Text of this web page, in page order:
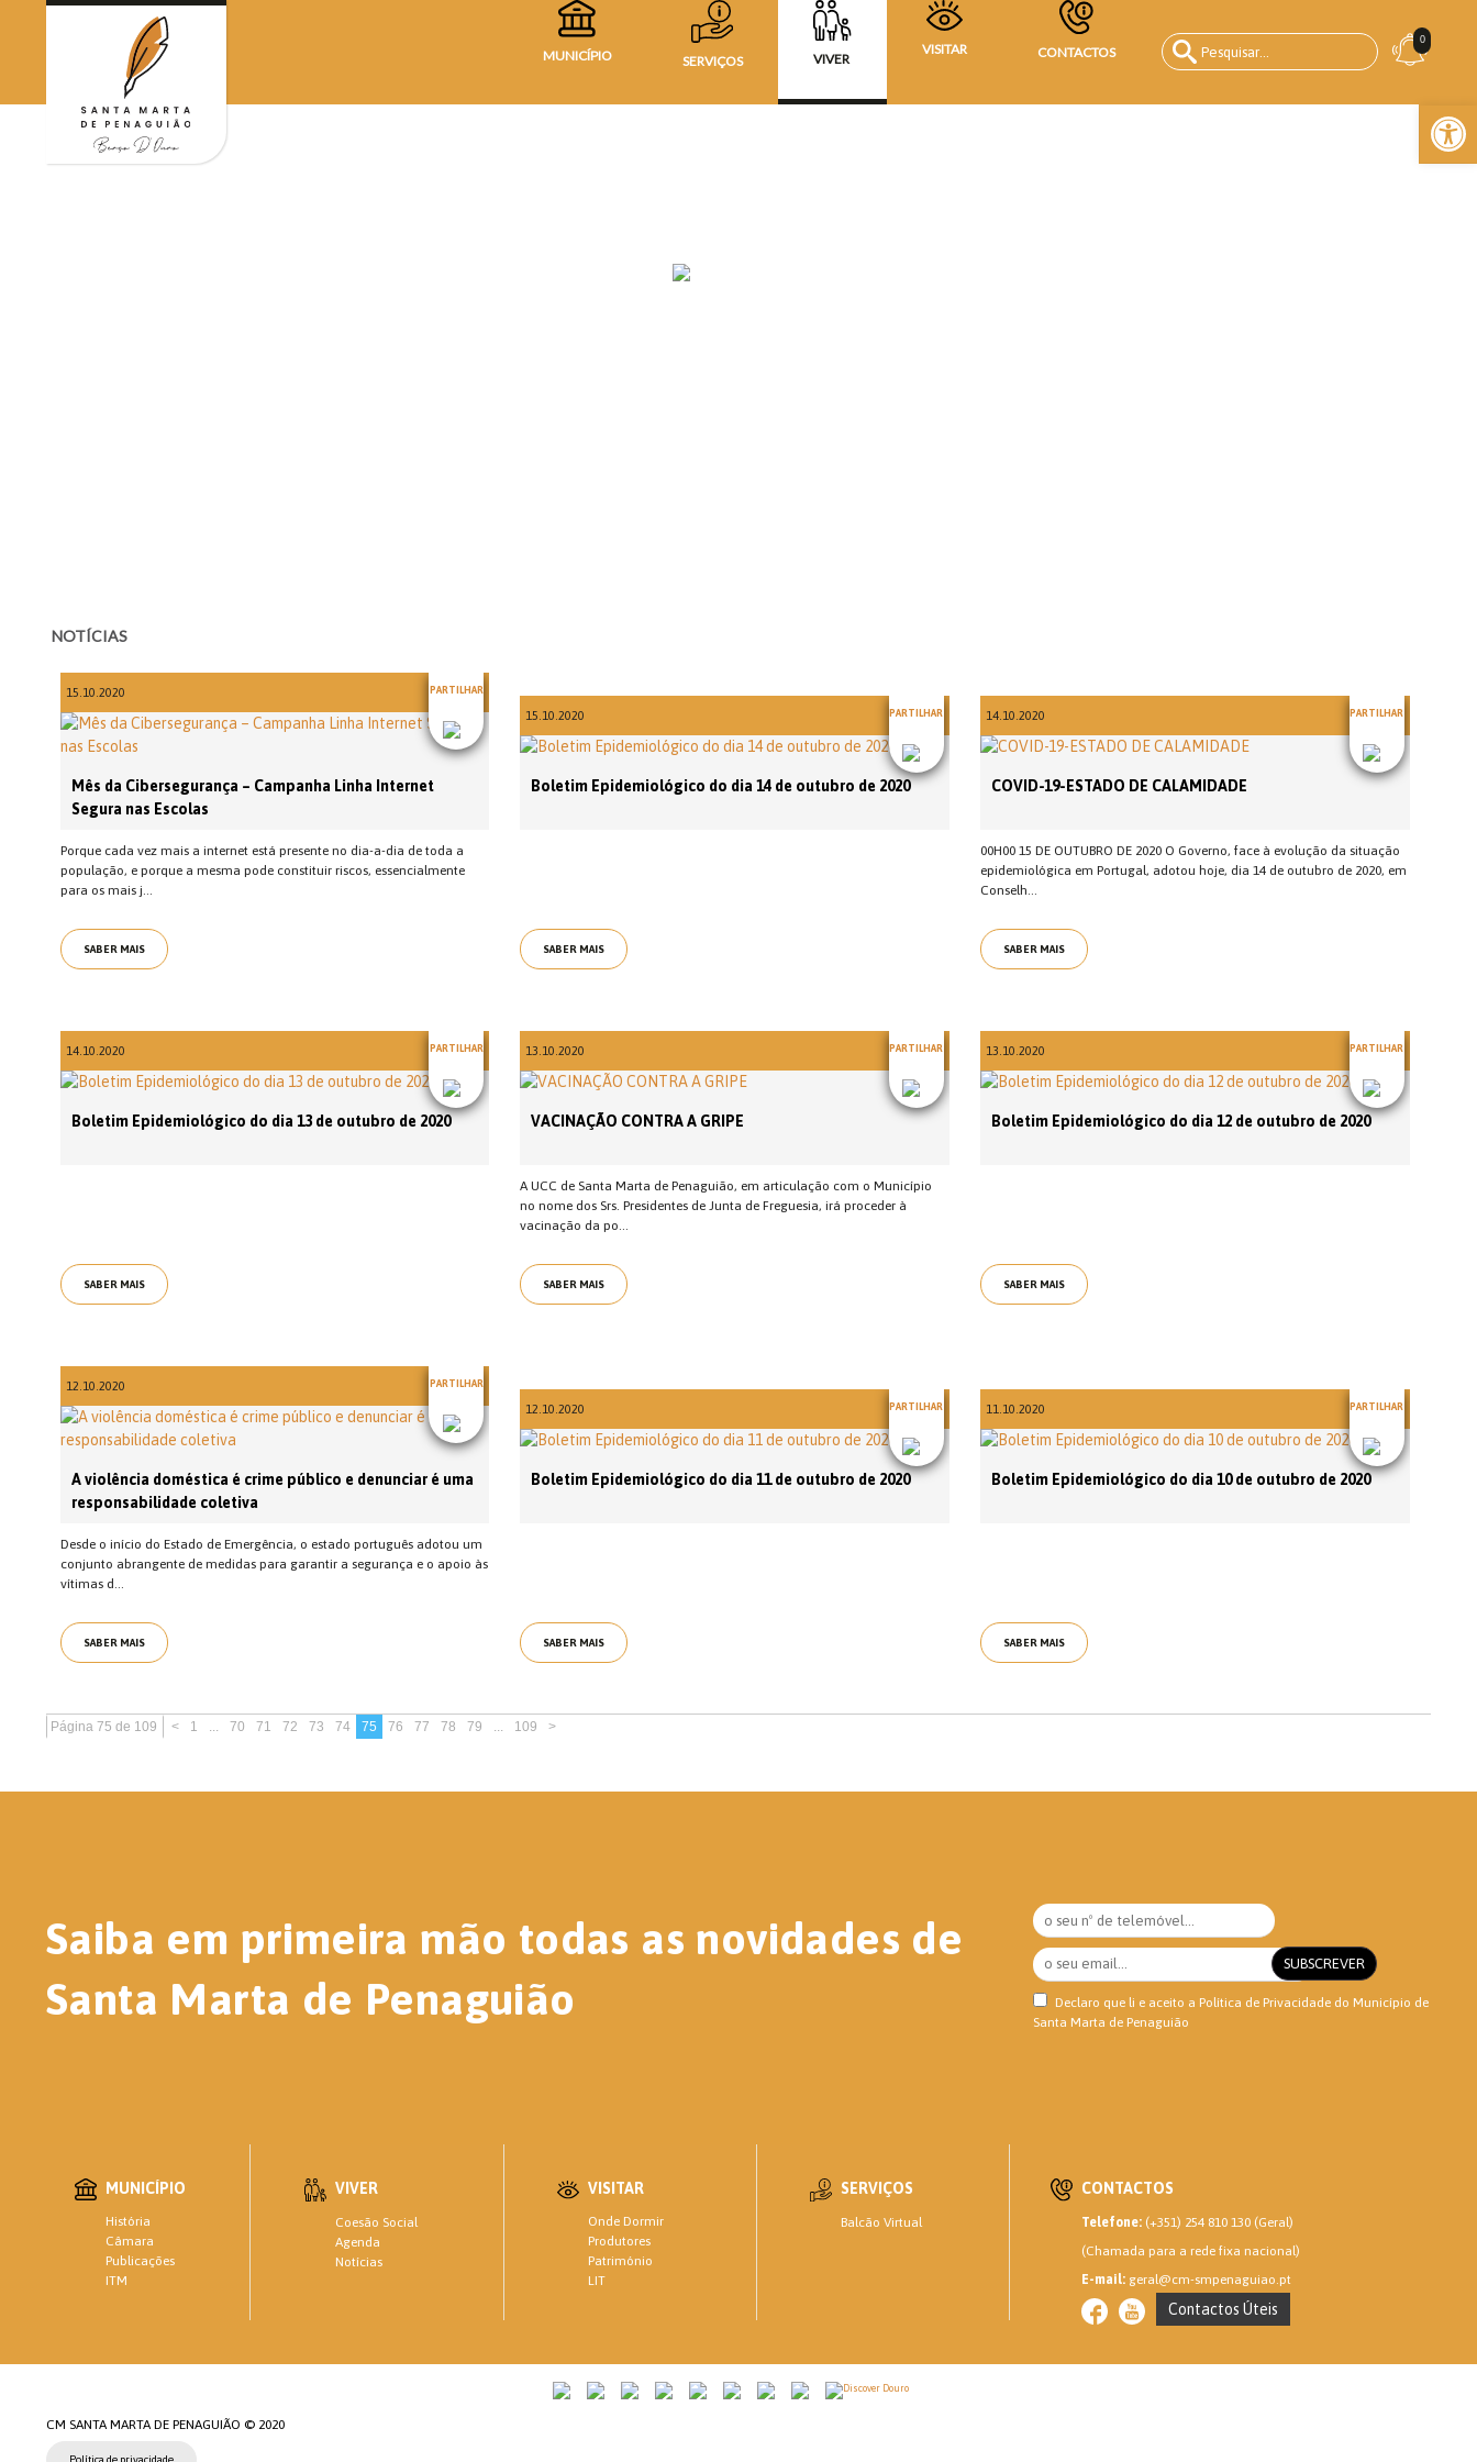
0
MUNICÍPIO SERVIÇOS VIVER
VISITAR CONTACTOS
NOTÍCIAS
15.10.2020 PARTILHAR
Mês da Cibersegurança – Campanha Linha Internet
Segura nas Escolas
Porque cada vez mais a internet está presente no dia-a-dia de toda a
população, e porque a mesma pode constituir riscos, essencialmente
para os mais j...
SABER MAIS
15.10.2020 PARTILHAR
Boletim Epidemiológico do dia 14 de outubro de 2020
SABER MAIS
14.10.2020 PARTILHAR
COVID-19-ESTADO DE CALAMIDADE
00H00 15 DE OUTUBRO DE 2020 O Governo, face à evolução da situação
epidemiológica em Portugal, adotou hoje, dia 14 de outubro de 2020, em
Conselh...
SABER MAIS
14.10.2020 PARTILHAR
Boletim Epidemiológico do dia 13 de outubro de 2020
SABER MAIS
13.10.2020 PARTILHAR
VACINAÇÃO CONTRA A GRIPE
A UCC de Santa Marta de Penaguião, em articulação com o Município
no nome dos Srs. Presidentes de Junta de Freguesia, irá proceder à
vacinação da po...
SABER MAIS
13.10.2020 PARTILHAR
Boletim Epidemiológico do dia 12 de outubro de 2020
SABER MAIS
12.10.2020 PARTILHAR
A violência doméstica é crime público e denunciar é uma
responsabilidade coletiva
Desde o início do Estado de Emergência, o estado português adotou um
conjunto abrangente de medidas para garantir a segurança e o apoio às
vítimas d...
SABER MAIS
12.10.2020 PARTILHAR
Boletim Epidemiológico do dia 11 de outubro de 2020
SABER MAIS
11.10.2020 PARTILHAR
Boletim Epidemiológico do dia 10 de outubro de 2020
SABER MAIS
Página 75 de 109 < 1 ... 70 71 72 73 74 75 76 77 78 79 ... 109 >
Saiba em primeira mão todas as novidades de
Santa Marta de Penaguião
Declaro que li e aceito a Política de Privacidadedo Município de
Santa Marta de Penaguião
MUNICÍPIO
História
Câmara
Publicações
ITM
VIVER
Coesão Social
Agenda
Notícias
VISITAR
Onde Dormir
Produtores
Património
LIT
SERVIÇOS
Balcão Virtual
CONTACTOS
Telefone:(+351) 254 810 130 (Geral)
(Chamada para a rede fixa nacional)
E-mail:geral@cm-smpenaguiao.pt
Contactos Úteis
CM SANTA MARTA DE PENAGUIÃO © 2020
Política de privacidade